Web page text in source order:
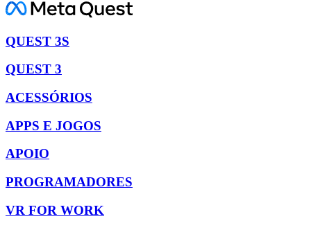
QUEST 3S
QUEST 3
ACESSÓRIOS
APPS E JOGOS
APOIO
PROGRAMADORES
VR FOR WORK